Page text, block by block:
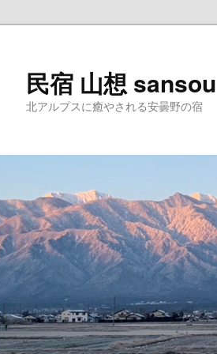
民宿 山想
北アルプスに癒やされる安曇野の宿